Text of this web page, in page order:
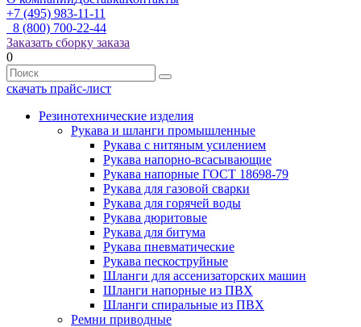
+7 (495) 983-11-11
8 (800) 700-22-44
Заказать сборку заказа
0
скачать прайс-лист
Резинотехнические изделия
Рукава и шланги промышленные
Рукава с нитяным усилением
Рукава напорно-всасывающие
Рукава напорные ГОСТ 18698-79
Рукава для газовой сварки
Рукава для горячей воды
Рукава дюритовые
Рукава для битума
Рукава пневматические
Рукава пескоструйные
Шланги для ассенизаторских машин
Шланги напорные из ПВХ
Шланги спиральные из ПВХ
Ремни приводные